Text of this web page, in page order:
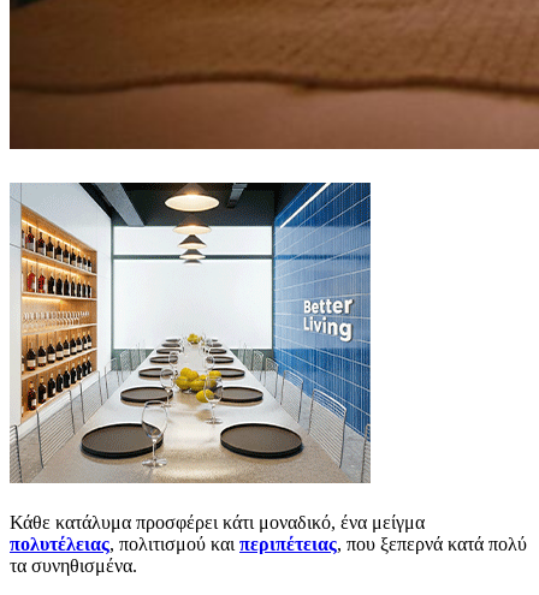
Κάθε κατάλυμα προσφέρει κάτι μοναδικό, ένα μείγμα
πολυτέλειας, πολιτισμού και περιπέτειας, που ξεπερνά κατά πολύ
τα συνηθισμένα.